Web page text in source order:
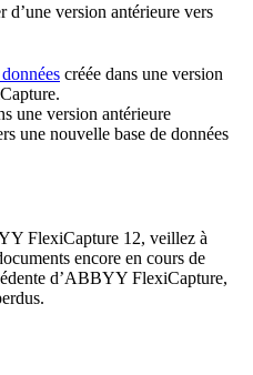
d’une version antérieure vers
créée dans une version
une version antérieure
une nouvelle base de données
FlexiCapture 12, veillez à
encore en cours de
d’ABBYY FlexiCapture,